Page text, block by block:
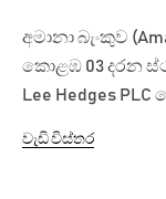
අමානා බැංකුව
කොළඹ 03 දරන
Lee Hedges
වැඩි විස්තර